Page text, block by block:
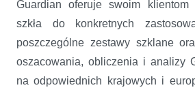
Guardian oferuje swoim
szkła do konkretnych
poszczególne zestawy szklane
oszacowania, obliczenia i analizy
na odpowiednich krajowych i